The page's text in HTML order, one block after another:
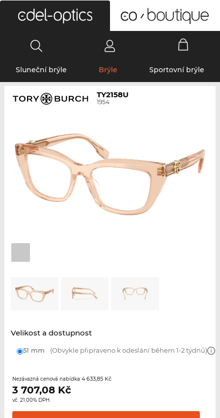
Sluneční brýle Brýle Sportovní brýle
TY2158U
1954
Velikost a dostupnost
51 mm (Obvykle připraveno k odeslání během 1-2 týdnů)
Nezávazná cenová nabídka 4 633,85 Kč
3 707,08Kč
vč. 21.00% DPH.